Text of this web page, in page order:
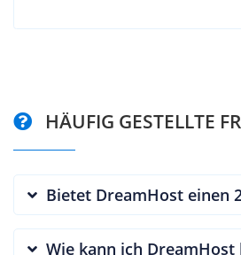
HÄUFIG GESTELLTE
Bietet DreamHost einen
Wie kann ich